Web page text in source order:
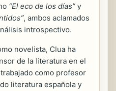
“El eco de los días” y
, ambos aclamados
introspectivo.
novelista, Clua ha
de la literatura en el
como profesor
literatura española y